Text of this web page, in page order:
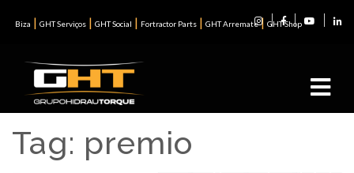
Biza | GHT Serviços | GHT Social | Fortractor Parts | GHT Arremate| GHT Shop
Tag: premio